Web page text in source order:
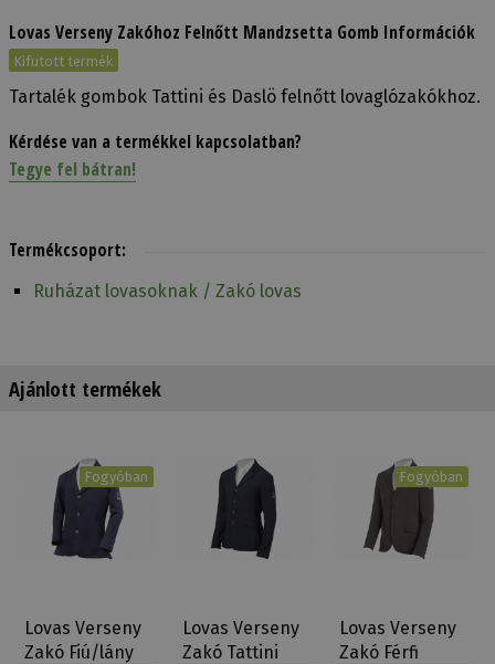
Lovas Verseny Zakóhoz Felnőtt Mandzsetta Gomb Információk
Kifutott termék
Tartalék gombok Tattini és Daslö felnőtt lovaglózakókhoz.
Kérdése van a termékkel kapcsolatban?
Tegye fel bátran!
Termékcsoport:
Ruházat lovasoknak / Zakó lovas
Ajánlott termékek
Fogyóban
Lovas Verseny
Zakó Fiú/lány
Lovas Verseny
Zakó Tattini
Fogyóban
Lovas Verseny
Zakó Férfi